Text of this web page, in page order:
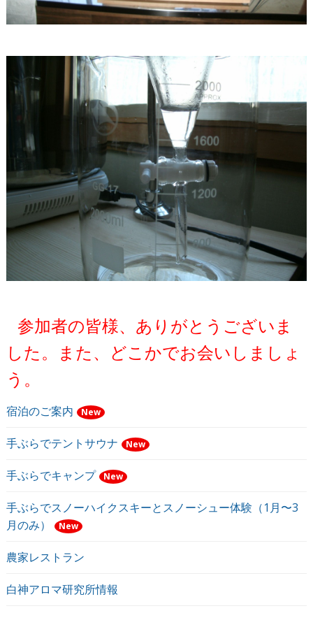
参加者の皆様、ありがとうございま
した。また、どこかでお会いしましょ
う。
宿泊のご案内 New
手ぶらでテントサウナ New
手ぶらでキャンプ New
手ぶらでスノーハイクスキーとスノーシュー体験（1月〜3
月のみ）
New
農家レストラン
白神アロマ研究所情報